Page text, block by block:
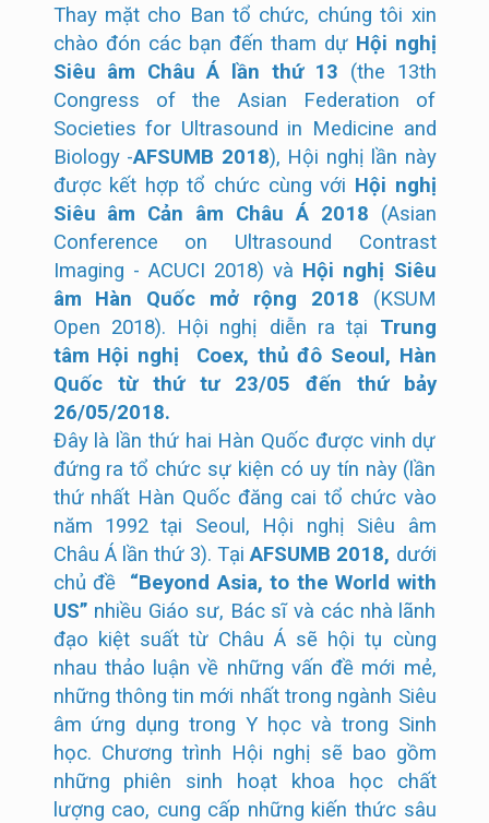
Thay mặt cho Ban tổ chức, chúng tôi xin
chào đón các bạn đến tham dự Hội nghị
Siêu âm Châu Á lần thứ 13 (the 13th
Congress of the Asian Federation of
Societies for Ultrasound in Medicine and
Biology -AFSUMB 2018), Hội nghị lần này
được kết hợp tổ chức cùng với Hội nghị
Siêu âm Cản âm Châu Á 2018 (Asian
Conference on Ultrasound Contrast
Imaging - ACUCI 2018) và Hội nghị Siêu
âm Hàn Quốc mở rộng 2018 (KSUM
Open 2018). Hội nghị diễn ra tại Trung
tâm Hội nghị Coex, thủ đô Seoul, Hàn
Quốc từ thứ tư 23/05 đến thứ bảy
26/05/2018.
Đây là lần thứ hai Hàn Quốc được vinh dự
đứng ra tổ chức sự kiện có uy tín này (lần
thứ nhất Hàn Quốc đăng cai tổ chức vào
năm 1992 tại Seoul, Hội nghị Siêu âm
Châu Á lần thứ 3). TạiAFSUMB 2018, dưới
chủ đề “Beyond Asia, to the World with
US” nhiều Giáo sư, Bác sĩ và các nhà lãnh
đạo kiệt suất từ Châu Á sẽ hội tụ cùng
nhau thảo luận về những vấn đề mới mẻ,
những thông tin mới nhất trong ngành Siêu
âm ứng dụng trong Y học và trong Sinh
học. Chương trình Hội nghị sẽ bao gồm
những phiên sinh hoạt khoa học chất
lượng cao, cung cấp những kiến thức sâu